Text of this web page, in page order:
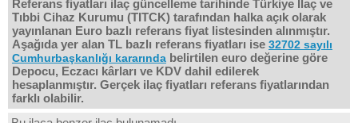
Referans fiyatları ilaç güncelleme tarihinde Türkiye İlaç ve
Tıbbi Cihaz Kurumu (TITCK) tarafından halka açık olarak
yayınlanan Euro bazlı referans fiyat listesinden alınmıştır.
Aşağıda yer alan TL bazlı referans fiyatları ise 32702 sayılı
Cumhurbaşkanlığı kararında belirtilen euro değerine göre
Depocu, Eczacı kârları ve KDV dahil edilerek
hesaplanmıştır. Gerçek ilaç fiyatları referans fiyatlarından
farklı olabilir.